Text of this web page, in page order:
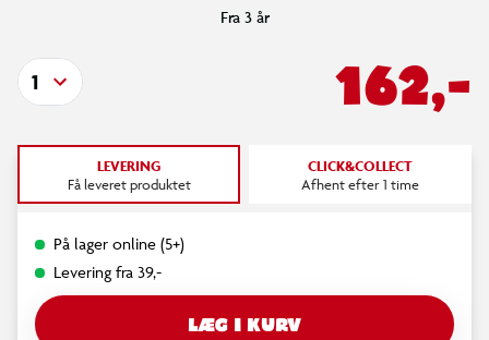
Fra 3 år
162,-
1
LEVERING
Få leveret produktet
CLICK&COLLECT
Afhent efter 1 time
På lager online (5+)
Levering fra 39,-
LÆG I KURV